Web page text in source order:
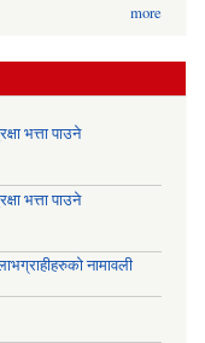
more
भत्ता पाउने
भत्ता पाउने
नामावली